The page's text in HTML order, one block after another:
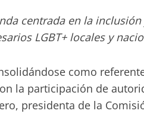
centrada en la
LGBT+ locales y
como
la participación de
presidenta de la